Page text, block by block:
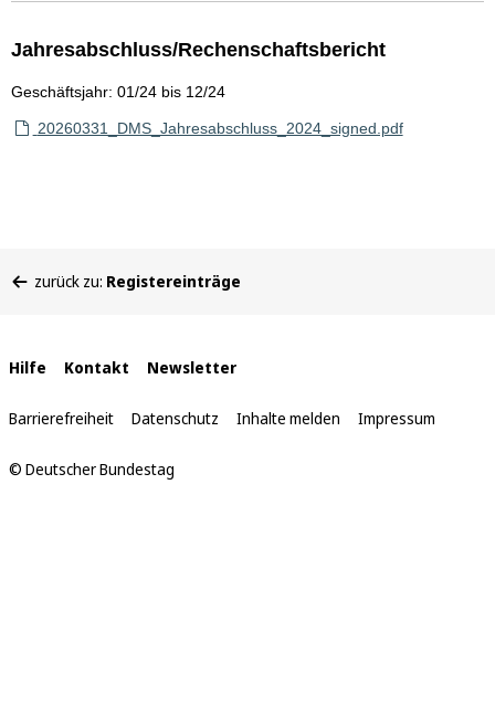
Jahresabschluss/Rechenschaftsbericht
Geschäftsjahr: 01/24 bis 12/24
20260331_DMS_Jahresabschluss_2024_signed.pdf
befinden
zurück zu: Registereinträge
Interne
Links
Hilfe Kontakt Newsletter
Barrierefreiheit Datenschutz Inhalte melden Impressum
© Deutscher Bundestag